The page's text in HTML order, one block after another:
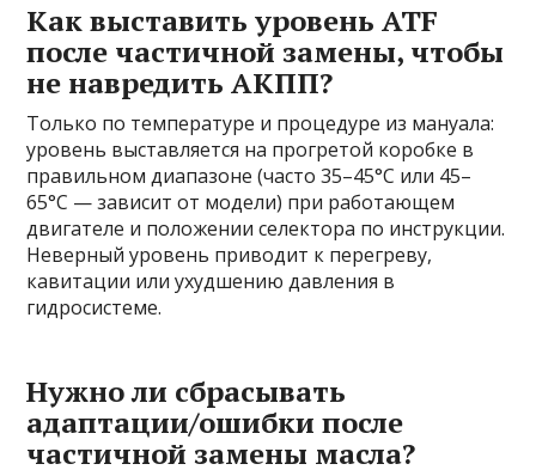
Как выставить уровень ATF
после частичной замены, чтобы
не навредить АКПП?
Только по температуре и процедуре из мануала:
уровень выставляется на прогретой коробке в
правильном диапазоне (часто 35–45°C или 45–
65°C — зависит от модели) при работающем
двигателе и положении селектора по инструкции.
Неверный уровень приводит к перегреву,
кавитации или ухудшению давления в
гидросистеме.
Нужно ли сбрасывать
адаптации/ошибки после
частичной замены масла?